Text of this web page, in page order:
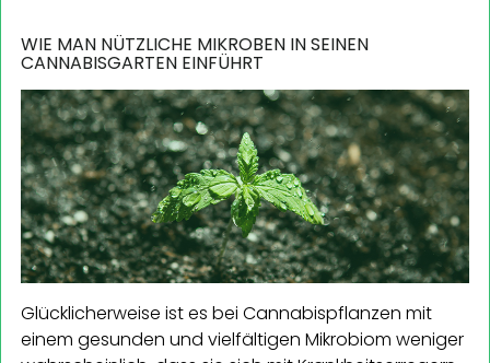
WIE MAN NÜTZLICHE MIKROBEN IN SEINEN
CANNABISGARTEN EINFÜHRT
Glücklicherweise ist es bei Cannabispflanzen mit
einem gesunden und vielfältigen Mikrobiom weniger